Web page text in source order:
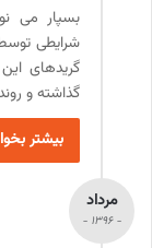
بسپار می
شرایطی
گریدهای
گذاشته و
بیشتر
مرداد
- 1396 -